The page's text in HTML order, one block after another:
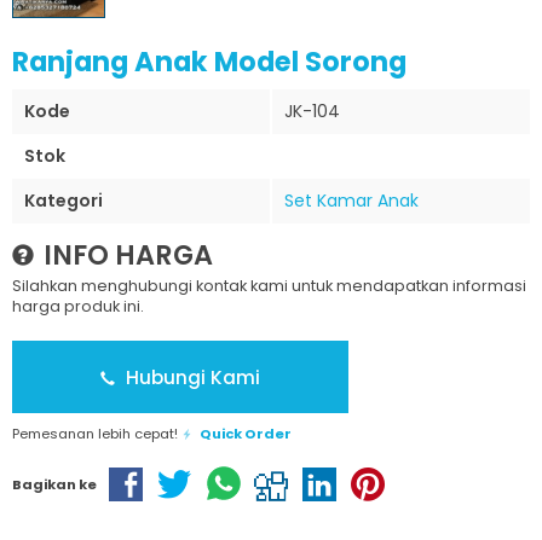
Ranjang Anak Model Sorong
Kode
JK-104
Stok
Kategori
Set Kamar Anak
INFO HARGA
Silahkan menghubungi kontak kami untuk mendapatkan informasi
harga produk ini.
Hubungi Kami
Pemesanan lebih cepat! Quick Order
Bagikan ke